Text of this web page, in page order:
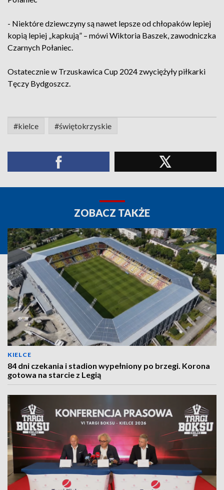
- Niektóre dziewczyny są nawet lepsze od chłopaków lepiej
kopią lepiej „kapkują” – mówi Wiktoria Baszek, zawodniczka
Czarnych Połaniec.
Ostatecznie w Trzuskawica Cup 2024 zwyciężyły piłkarki
Tęczy Bydgoszcz.
#kielce #świętokrzyskie
ZOBACZ TAKŻE
KIELCE
84 dni czekania i stadion wypełniony po brzegi. Korona
gotowa na starcie z Legią